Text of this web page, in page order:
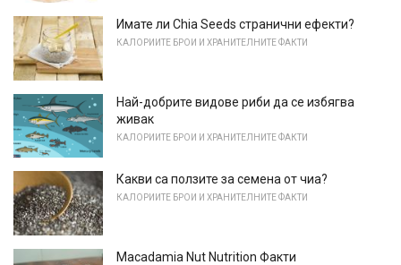
Имате ли Chia Seeds странични ефекти?
КАЛОРИИТЕ БРОИ И ХРАНИТЕЛНИТЕ ФАКТИ
Най-добрите видове риби да се избягва
живак
КАЛОРИИТЕ БРОИ И ХРАНИТЕЛНИТЕ ФАКТИ
Какви са ползите за семена от чиа?
КАЛОРИИТЕ БРОИ И ХРАНИТЕЛНИТЕ ФАКТИ
Macadamia Nut Nutrition Факти